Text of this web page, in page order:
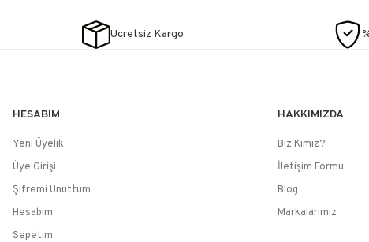
Ücretsiz Kargo
HESABIM
Yeni Üyelik
Üye Girişi
Şifremi Unuttum
Hesabım
Sepetim
HAKKIMIZDA
Biz Kimiz?
İletişim Formu
Blog
Markalarımız